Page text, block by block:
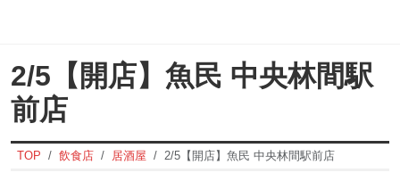
2/5【開店】魚民 中央林間駅
前店
TOP 飲食店 居酒屋 2/5【開店】魚民 中央林間駅前店